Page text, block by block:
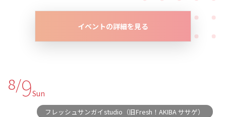
イベントの詳細を見る
8/9Sun
フレッシュサンガイstudio（旧Fresh！AKIBA ササゲ）